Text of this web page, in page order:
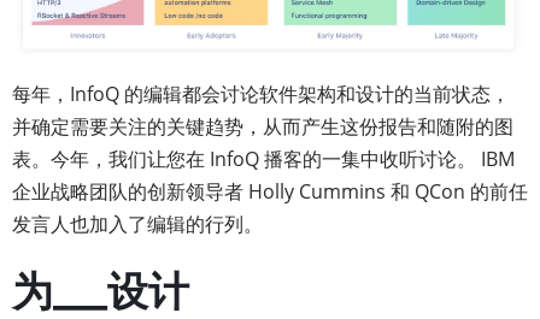
每年，InfoQ 的编辑都会讨论软件架构和设计的当前状态，
并确定需要关注的关键趋势，从而产生这份报告和随附的图
表。今年，我们让您在 InfoQ 播客的一集中收听讨论。 IBM
企业战略团队的创新领导者 Holly Cummins 和 QCon 的前任
发言人也加入了编辑的行列。
为___设计